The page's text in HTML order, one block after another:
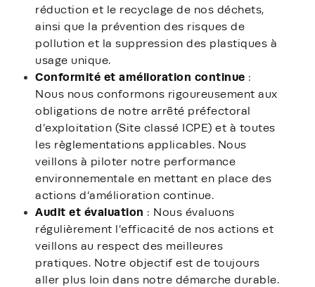
réduction et le recyclage de nos déchets,
ainsi que la prévention des risques de
pollution et la suppression des plastiques à
usage unique.
Conformité et amélioration continue :
Nous nous conformons rigoureusement aux
obligations de notre arrêté préfectoral
d’exploitation (Site classé ICPE) et à toutes
les règlementations applicables. Nous
veillons à piloter notre performance
environnementale en mettant en place des
actions d’amélioration continue.
Audit et évaluation : Nous évaluons
régulièrement l’efficacité de nos actions et
veillons au respect des meilleures
pratiques. Notre objectif est de toujours
aller plus loin dans notre démarche durable.